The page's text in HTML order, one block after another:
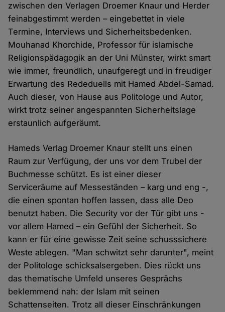
zwischen den Verlagen Droemer Knaur und Herder
feinabgestimmt werden – eingebettet in viele
Termine, Interviews und Sicherheitsbedenken.
Mouhanad Khorchide, Professor für islamische
Religionspädagogik an der Uni Münster, wirkt smart
wie immer, freundlich, unaufgeregt und in freudiger
Erwartung des Rededuells mit Hamed Abdel-Samad.
Auch dieser, von Hause aus Politologe und Autor,
wirkt trotz seiner angespannten Sicherheitslage
erstaunlich aufgeräumt.
Hameds Verlag Droemer Knaur stellt uns einen
Raum zur Verfügung, der uns vor dem Trubel der
Buchmesse schützt. Es ist einer dieser
Serviceräume auf Messeständen – karg und eng -,
die einen spontan hoffen lassen, dass alle Deo
benutzt haben. Die Security vor der Tür gibt uns -
vor allem Hamed – ein Gefühl der Sicherheit. So
kann er für eine gewisse Zeit seine schusssichere
Weste ablegen. "Man schwitzt sehr darunter", meint
der Politologe schicksalsergeben. Dies rückt uns
das thematische Umfeld unseres Gesprächs
beklemmend nah: der Islam mit seinen
Schattenseiten. Trotz all dieser Einschränkungen